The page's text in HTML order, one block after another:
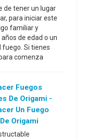
de tener un lugar
para iniciar este
familiar y
de edad o un
fuego. Si tienes
comenza
Fuegos
De Origami -
Un Fuego
Origami